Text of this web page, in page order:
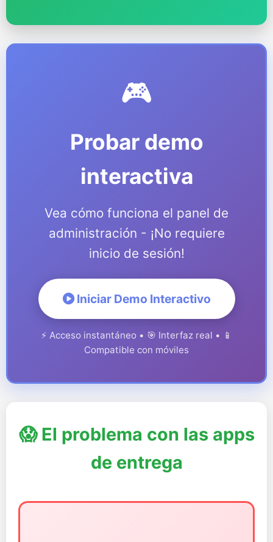
🎮
Probar demo
interactiva
Vea cómo funciona el panel de
administración - ¡No requiere
inicio de sesión!
Iniciar Demo Interactivo
⚡ Acceso instantáneo • 🎯 Interfaz real • 📱
Compatible con móviles
😱 El problema con las apps
de entrega